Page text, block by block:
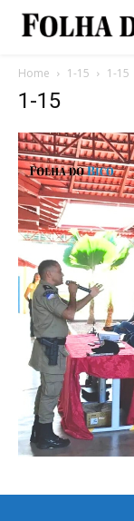
Home 1-15 1-15
1-15